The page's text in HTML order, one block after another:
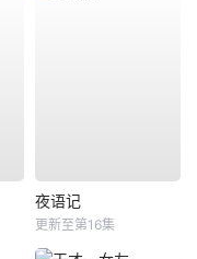
夜语记
更新至第16集